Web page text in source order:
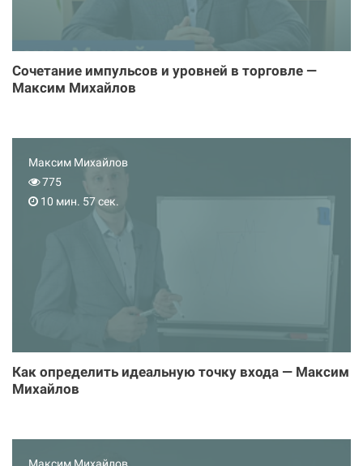
Сочетание импульсов и уровней в торговле —
Максим Михайлов
Максим Михайлов
775
10 мин. 57 сек.
Как определить идеальную точку входа — Максим
Михайлов